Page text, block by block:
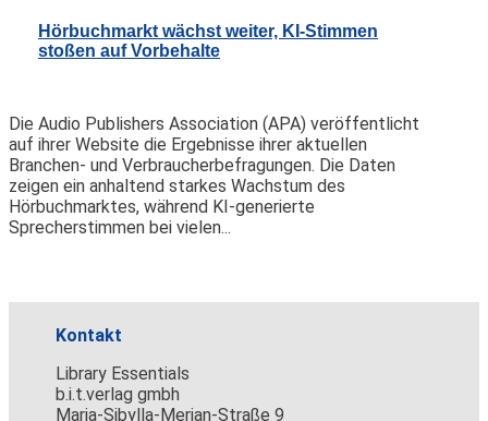
Hörbuchmarkt wächst weiter, KI-Stimmen
stoßen auf Vorbehalte
Die Audio Publishers Association (APA) veröffentlicht
auf ihrer Website die Ergebnisse ihrer aktuellen
Branchen- und Verbraucherbefragungen. Die Daten
zeigen ein anhaltend starkes Wachstum des
Hörbuchmarktes, während KI-generierte
Sprecherstimmen bei vielen...
Kontakt
Library Essentials
b.i.t.verlag gmbh
Maria-Sibylla-Merian-Straße 9